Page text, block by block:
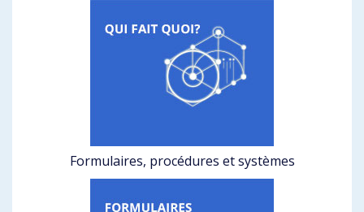
Formulaires, procédures et systèmes